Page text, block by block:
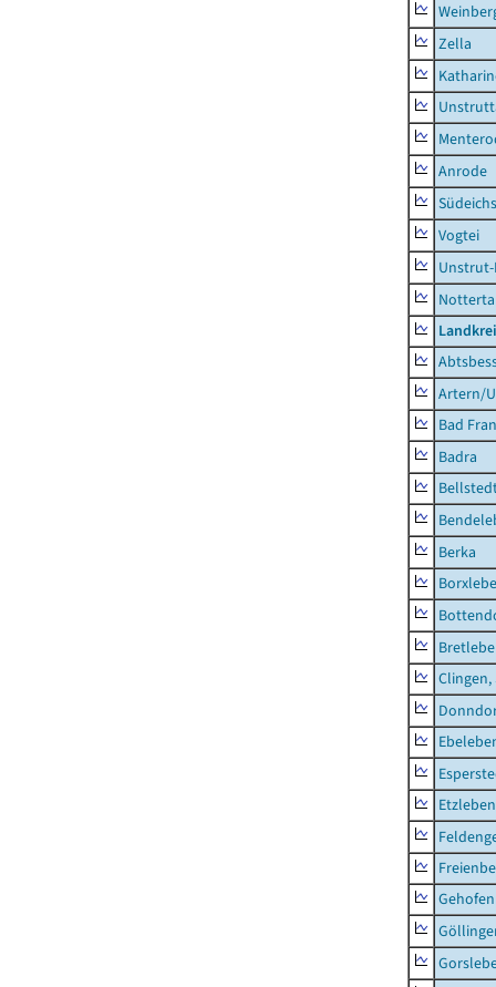
Zella
Anrode
Vogtei
Artern/
Bad
Badra
Berka
Etzleben
Gehofen